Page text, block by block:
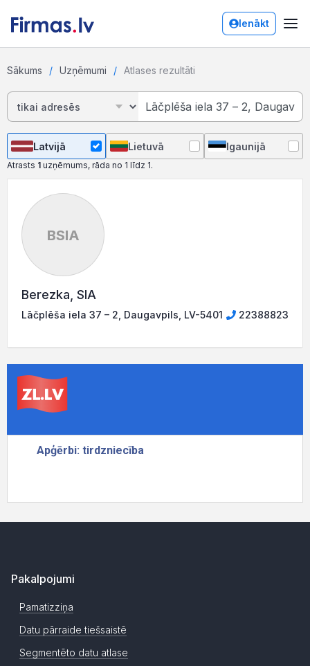
Ienākt
Sākums Uzņēmumi Atlases rezultāti
Latvijā Lietuvā Igaunijā
Atrasts 1 uzņēmums, rāda no 1 līdz 1.
BSIA
Berezka, SIA
Lāčplēša iela 37 – 2, Daugavpils, LV-5401 22388823
Pakalpojumi
Pamatizziņa
Datu pārraide tiešsaistē
Segmentēto datu atlase